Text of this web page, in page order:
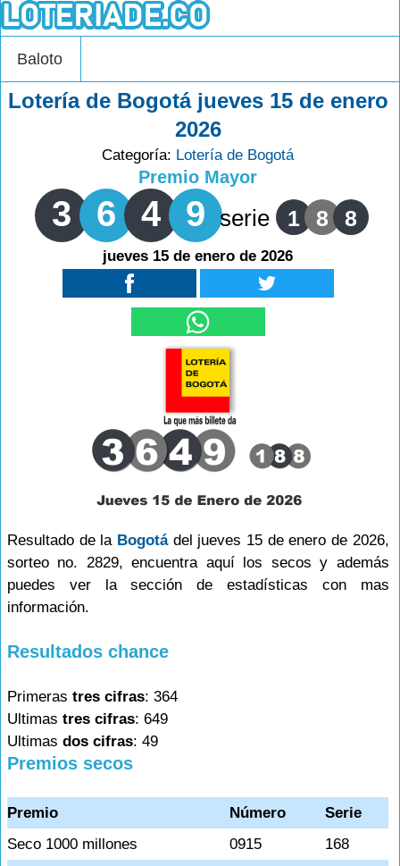
Baloto
Lotería de Bogotá jueves 15 de enero
2026
Categoría: Lotería de Bogotá
Premio Mayor
3 6 4 9 serie 1 8 8
jueves 15 de enero de 2026
Resultado de la Bogotádel jueves 15 de enero de 2026,
sorteo no. 2829, encuentra aquí los secos y además
puedes ver la sección de estadísticas con mas
información.
Resultados chance
Primeras tres cifras: 364
Ultimas tres cifras: 649
Ultimas dos cifras: 49
Premios secos
Premio Número
Serie
Seco 1000 millones
0915
168